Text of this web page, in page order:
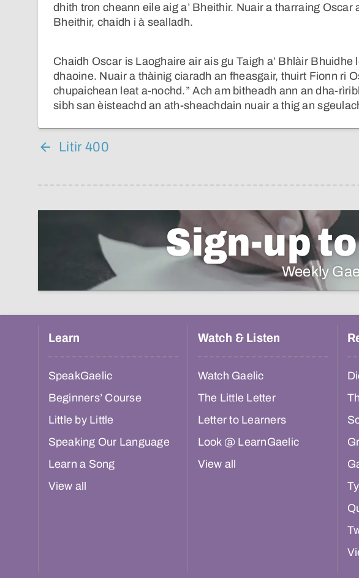
dhith tron cheann eile aig a’ Bheithir. Nuair a tharraing Oscar
Bheithir, chaidh i à sealladh.
Chaidh Oscar is Laoghaire air ais gu Taigh a’ Bhlàir Bhuidhe
dhaoine. Nuair a thàinig ciaradh an fheasgair, thuirt Fionn ri
chupaichean leat a-nochd.” Ach am bitheadh ann an dha-
sibh san èisteachd an ath-sheachdain nuair a thig an
Litir 400
Sign-up
Weekly
Learn
SpeakGaelic
Beginners’ Course
Little by Little
Speaking Our Language
Learn a Song
View all
Watch & Listen
Watch Gaelic
The Little Letter
Letter to Learners
Look @ LearnGaelic
View all